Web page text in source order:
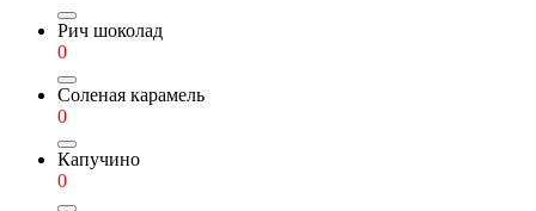
Рич шоколад
0
Соленая карамель
0
Капучино
0